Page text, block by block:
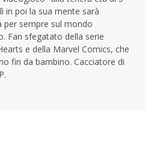
in poi la sua mente sarà
per sempre sul mondo
Fan sfegatato della serie
e della Marvel Comics, che
fin da bambino. Cacciatore di